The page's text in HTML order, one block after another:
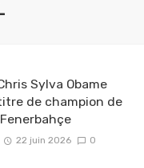
Sylva Obame
de champion de
22 juin 2026 0